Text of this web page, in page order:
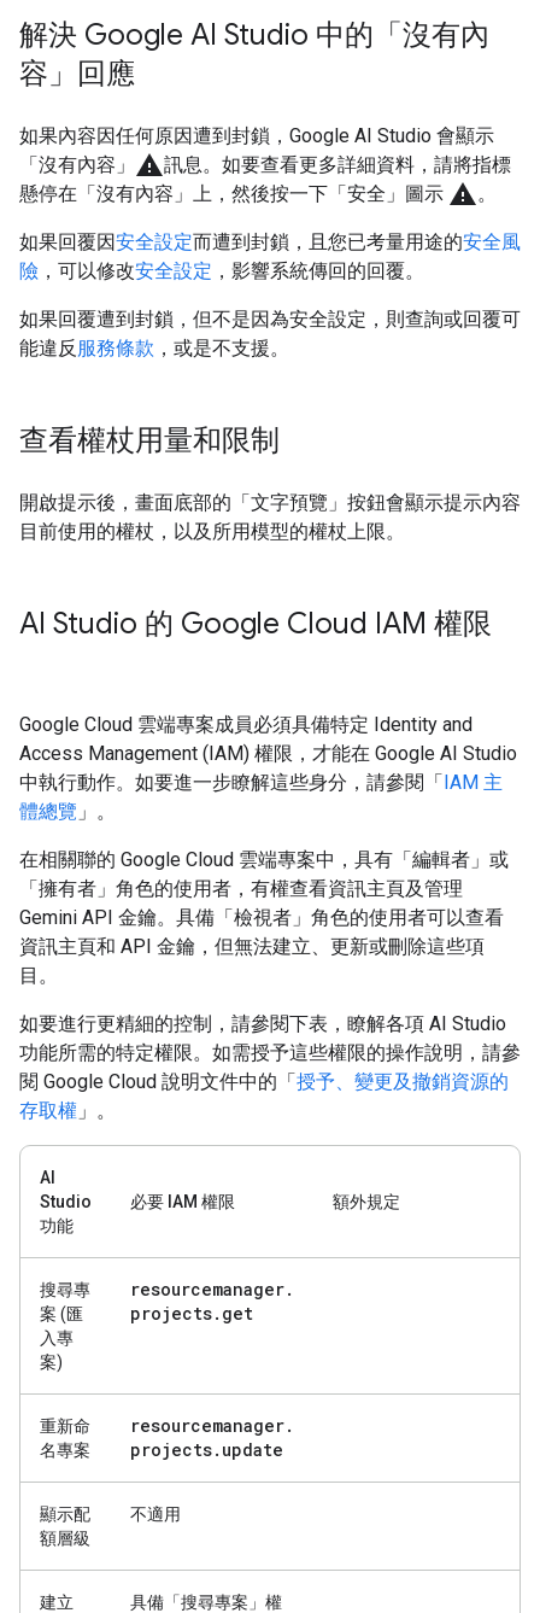
解決 Google AI Studio 中的「沒有內
容」回應
如果內容因任何原因遭到封鎖，Google AI Studio 會顯示
「沒有內容」 warning訊息。如要查看更多詳細資料，請將指標
懸停在「沒有內容」 上，然後按一下「安全」 圖示 warning。
如果回覆因安全設定而遭到封鎖，且您已考量用途的安全風
險 ，可以修改安全設定 ，影響系統傳回的回覆。
如果回覆遭到封鎖，但不是因為安全設定，則查詢或回覆可
能違反服務條款 ，或是不支援。
查看權杖用量和限制
開啟提示後，畫面底部的「文字預覽」 按鈕會顯示提示內容
目前使用的權杖，以及所用模型的權杖上限。
AI Studio 的 Google Cloud IAM 權限
Google Cloud 雲端專案成員必須具備特定 Identity and
Access Management (IAM) 權限，才能在 Google AI Studio
中執行動作。如要進一步瞭解這些身分，請參閱「IAM 主
體總覽 」。
在相關聯的 Google Cloud 雲端專案中，具有「編輯者」 或
「擁有者」 角色的使用者，有權查看資訊主頁及管理
Gemini API 金鑰。具備「檢視者」 角色的使用者可以查看
資訊主頁和 API 金鑰，但無法建立、更新或刪除這些項
目。
如要進行更精細的控制，請參閱下表，瞭解各項 AI Studio
功能所需的特定權限。如需授予這些權限的操作說明，請參
閱 Google Cloud 說明文件中的「授予、變更及撤銷資源的
存取權 」。
AI
Studio
功能
必要 IAM 權限 額外規定
搜尋專
案 (匯
入專
案)
resourcemanager.
projects. get
重新命
名專案
resourcemanager.
projects. update
顯示配
額層級
不適用
建立
具備「搜尋專案」 權